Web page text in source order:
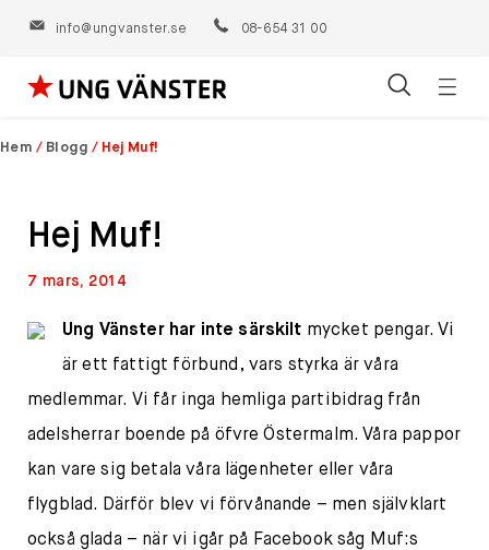
info@ungvanster.se 08-654 31 00
Hoppa
till
Hem / Blogg / Hej Muf!
Hej Muf!
7 mars, 2014
Ung Vänster har inte särskilt mycket pengar. Vi
är ett fattigt förbund, vars styrka är våra
medlemmar. Vi får inga hemliga partibidrag från
adelsherrar boende på öfvre Östermalm. Våra pappor
kan vare sig betala våra lägenheter eller våra
flygblad. Därför blev vi förvånande – men självklart
också glada – när vi igår på Facebook såg Muf:s